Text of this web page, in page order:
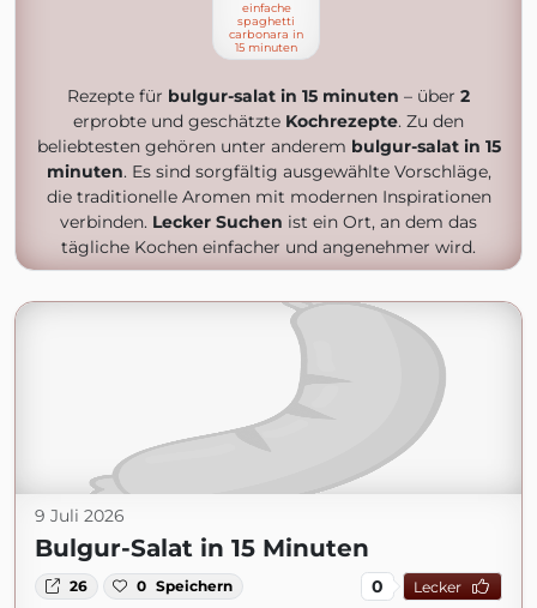
einfache
spaghetti
carbonara in
15 minuten
Rezepte für bulgur-salat in 15 minuten – über 2
erprobte und geschätzte Kochrezepte. Zu den
beliebtesten gehören unter anderem bulgur-salat in 15
minuten. Es sind sorgfältig ausgewählte Vorschläge,
die traditionelle Aromen mit modernen Inspirationen
verbinden. Lecker Suchen ist ein Ort, an dem das
tägliche Kochen einfacher und angenehmer wird.
9 Juli 2026
Bulgur-Salat in 15 Minuten
26 0 Speichern 0 Lecker